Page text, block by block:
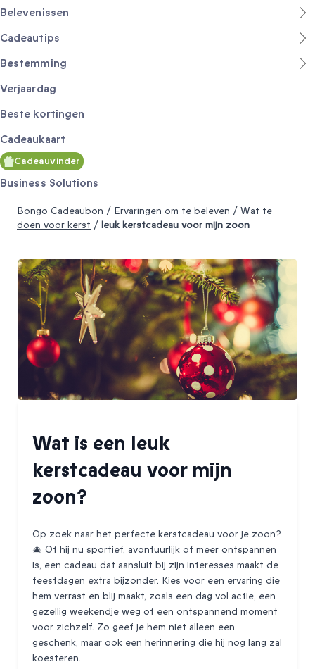
Belevenissen
Cadeautips
Bestemming
Verjaardag
Beste kortingen
Cadeaukaart
Cadeauvinder
Business Solutions
Bongo Cadeaubon / Ervaringen om te beleven / Wat te
doen voor kerst / leuk kerstcadeau voor mijn zoon
Wat is een leuk
kerstcadeau voor mijn
zoon?
Op zoek naar het perfecte kerstcadeau voor je zoon?
🎄 Of hij nu sportief, avontuurlijk of meer ontspannen
is, een cadeau dat aansluit bij zijn interesses maakt de
feestdagen extra bijzonder. Kies voor een ervaring die
hem verrast en blij maakt, zoals een dag vol actie, een
gezellig weekendje weg of een ontspannend moment
voor zichzelf. Zo geef je hem niet alleen een
geschenk, maar ook een herinnering die hij nog lang zal
koesteren.